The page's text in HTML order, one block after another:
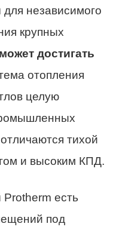
независимого
крупных
может достигать
отопления
целую
тихой
и высоким КПД.
есть
под